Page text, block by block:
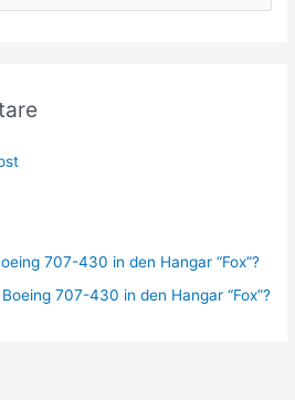
707-430 in den Hangar “Fox”?
707-430 in den Hangar “Fox”?